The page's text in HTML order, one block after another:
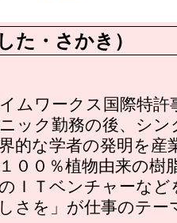
た・さかき）
ムワークス国際特許
ック勤務の後、シ
的な学者の発明を産
００％植物由来の樹
ＩＴベンチャーな
さを」が仕事のテー